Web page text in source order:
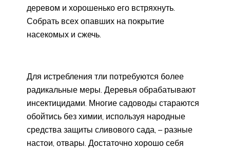
деревом и хорошенько его встряхнуть.
Собрать всех опавших на покрытие
насекомых и сжечь.
Для истребления тли потребуются более
радикальные меры. Деревья обрабатывают
инсектицидами. Многие садоводы стараются
обойтись без химии, используя народные
средства защиты сливового сада, – разные
настои, отвары. Достаточно хорошо себя